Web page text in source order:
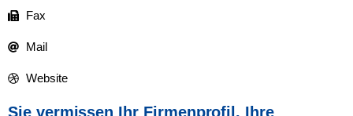
Fax
Mail
Website
Sie vermissen Ihr Firmenprofil, Ihre